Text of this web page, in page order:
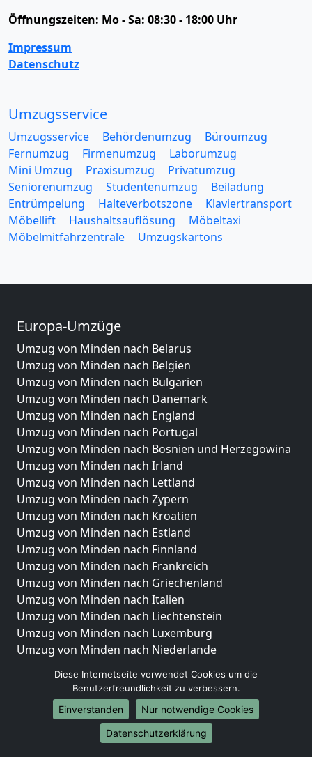
Öffnungszeiten: Mo - Sa: 08:30 - 18:00 Uhr
Impressum
Datenschutz
Umzugsservice
Umzugsservice Behördenumzug
Büroumzug
Fernumzug
Firmenumzug
Laborumzug
Mini Umzug
Praxisumzug
Privatumzug
Seniorenumzug
Studentenumzug
Beiladung
Entrümpelung
Halteverbotszone
Klaviertransport
Möbellift
Haushaltsauflösung
Möbeltaxi
Möbelmitfahrzentrale
Umzugskartons
Europa-Umzüge
Umzug von Minden nach Belarus
Umzug von Minden nach Belgien
Umzug von Minden nach Bulgarien
Umzug von Minden nach Dänemark
Umzug von Minden nach England
Umzug von Minden nach Portugal
Umzug von Minden nach Bosnien und Herzegowina
Umzug von Minden nach Irland
Umzug von Minden nach Lettland
Umzug von Minden nach Zypern
Umzug von Minden nach Kroatien
Umzug von Minden nach Estland
Umzug von Minden nach Finnland
Umzug von Minden nach Frankreich
Umzug von Minden nach Griechenland
Umzug von Minden nach Italien
Umzug von Minden nach Liechtenstein
Umzug von Minden nach Luxemburg
Umzug von Minden nach Niederlande
Umzüge-Deutschlandweit
Umzug von Minden nach Berlin
Umzug von Minden nach Hamburg
Diese Internetseite verwendet Cookies um die
Benutzerfreundlichkeit zu verbessern.
Einverstanden
Nur notwendige Cookies
Datenschutzerklärung